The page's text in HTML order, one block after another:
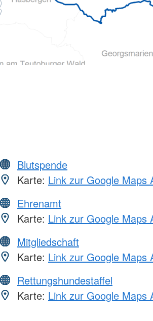
Blutspende
Karte: Link zur Google Maps
Ehrenamt
Karte: Link zur Google Maps
Mitgliedschaft
Karte: Link zur Google Maps
Rettungshundestaffel
Karte: Link zur Google Maps